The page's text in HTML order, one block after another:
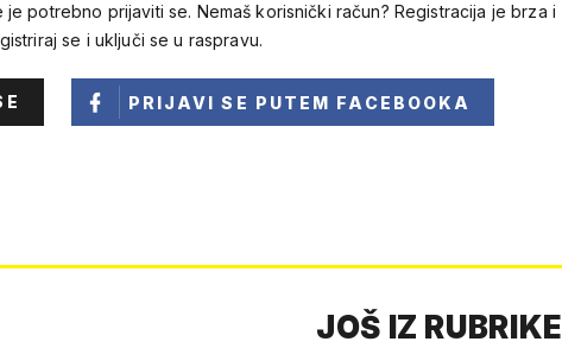
je potrebno prijaviti se. Nemaš korisnički račun? Registracija je brza i
se i uključi se u raspravu.
PRIJAVI SE PUTEM FACEBOOKA
JOŠ IZ RUBRIKE